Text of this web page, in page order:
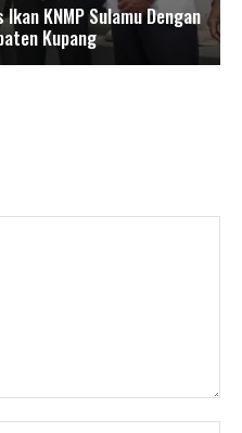
KNMP Sulamu Dengan
Kupang